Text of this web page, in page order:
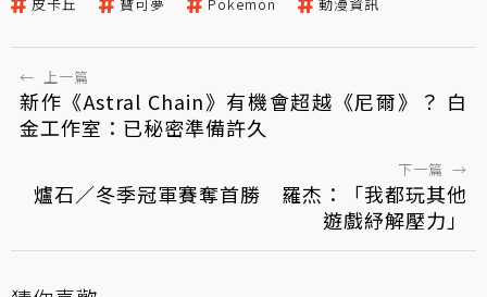
← 上一篇
新作《Astral Chain》有機會超越《尼爾》？ 白
金工作室：已秘密準備許久
下一篇 →
爐石／冬季冠軍賽奪首勝 羅杰：「我都玩其他
遊戲紓解壓力」